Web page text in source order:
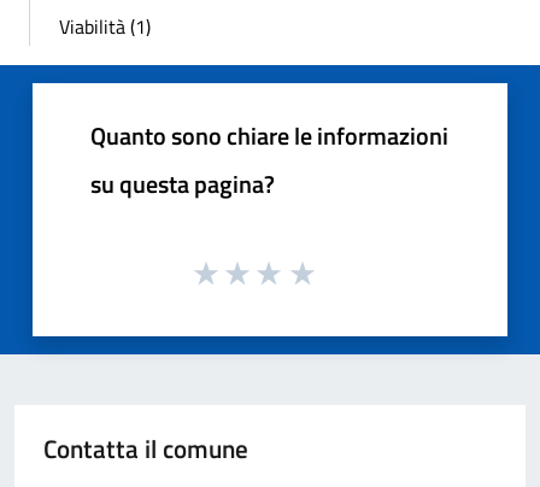
Viabilità (1)
Quanto sono chiare le informazioni
su questa pagina?
Contatta il comune